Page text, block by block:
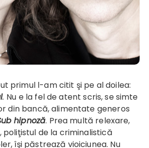
primul l-am citit şi pe al doilea:
. Nu e la fel de atent scris, se simte
din bancă, alimentate generos
hipnoză. Prea multă relexare,
poliţistul de la criminalistică
îşi păstrează vioiciunea. Nu